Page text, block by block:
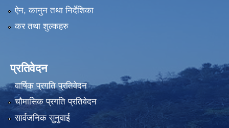
ऐन, कानुन तथा निर्देशिका
कर तथा शुल्कहरु
प्रतिवेदन
वार्षिक प्रगति प्रतिवेदन
चौमासिक प्रगति प्रतिवेदन
सार्वजनिक सुनुवाई